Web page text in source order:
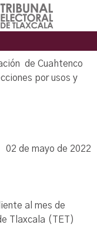
de Cuahtenco
por usos y
02 de mayo de 2022
al mes de
Tlaxcala (TET)